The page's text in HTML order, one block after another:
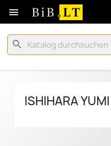

search
ISHIHARA YUMI